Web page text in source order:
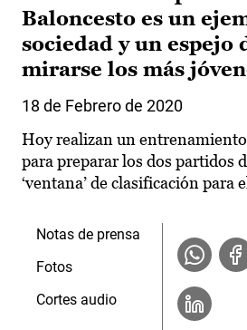
Baloncesto es un
sociedad y un espejo
mirarse los más
18 de Febrero de 2020
Hoy realizan un
para preparar los dos partidos
‘ventana’ de clasificación para
Notas de prensa
Fotos
Cortes audio